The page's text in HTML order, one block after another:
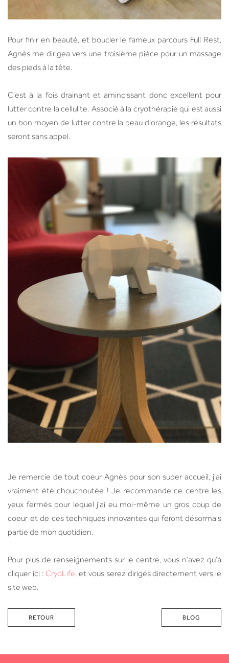
Pour finir en beauté, et boucler le fameux parcours Full Rest,
Agnès me dirigea vers une troisième pièce pour un massage
des pieds à la tête.
C’est à la fois drainant et amincissant donc excellent pour
lutter contre la cellulite. Associé à la cryothérapie qui est aussi
un bon moyen de lutter contre la peau d’orange, les résultats
seront sans appel.
Je remercie de tout coeur Agnès pour son super accueil, j’ai
vraiment été chouchoutée ! Je recommande ce centre les
yeux fermés pour lequel j’ai eu moi-même un gros coup de
coeur et de ces techniques innovantes qui feront désormais
partie de mon quotidien.
Pour plus de renseignements sur le centre, vous n’avez qu’à
cliquer ici : CryoLife, et vous serez dirigés directement vers le
site web.
RETOUR BLOG